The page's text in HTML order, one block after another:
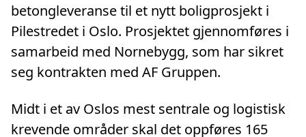
betongleveranse til et nytt boligprosjekt i
Pilestredet i Oslo. Prosjektet gjennomføres i
samarbeid med Nornebygg, som har sikret
seg kontrakten med AF Gruppen.
Midt i et av Oslos mest sentrale og logistisk
krevende områder skal det oppføres 165